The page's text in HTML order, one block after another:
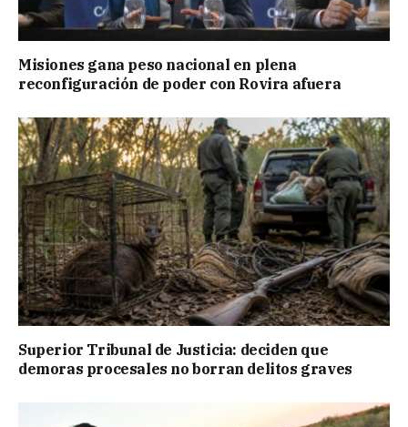
Misiones gana peso nacional en plena
reconfiguración de poder con Rovira afuera
Superior Tribunal de Justicia: deciden que
demoras procesales no borran delitos graves